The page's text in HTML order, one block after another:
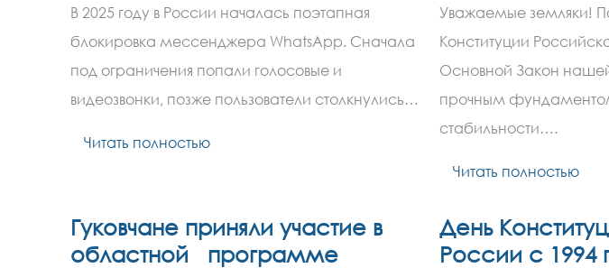
чем
связана
блокировка
WhatsApp
в
России
В 2025 году в России началась поэтапная
блокировка мессенджера WhatsApp. Сначала
под ограничения попали голосовые и
видеозвонки, позже пользователи столкнулись…
Читать полностью
Уважаемые земляки!
Конституции
Основной Закон нашей
прочным
стабильности….
Читать полностью
Гуковчане приняли участие в
областной программе
День
России с 1994